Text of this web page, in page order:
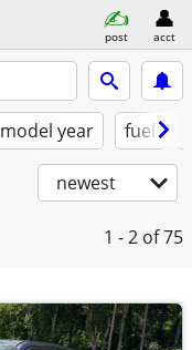
post acct
model year fuel
newest
1 - 2 of 75